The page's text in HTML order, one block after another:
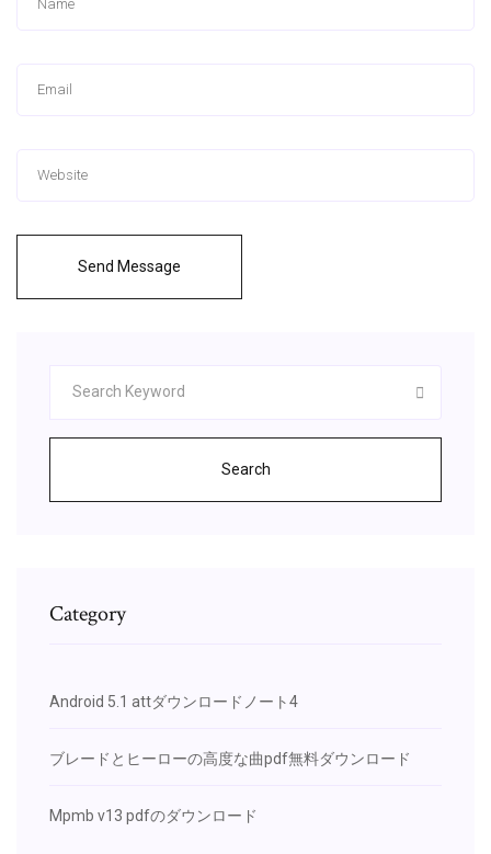
Send Message
Search
Category
Android 5.1 attダウンロードノート4
ブレードとヒーローの高度な曲pdf無料ダウンロード
Mpmb v13 pdfのダウンロード